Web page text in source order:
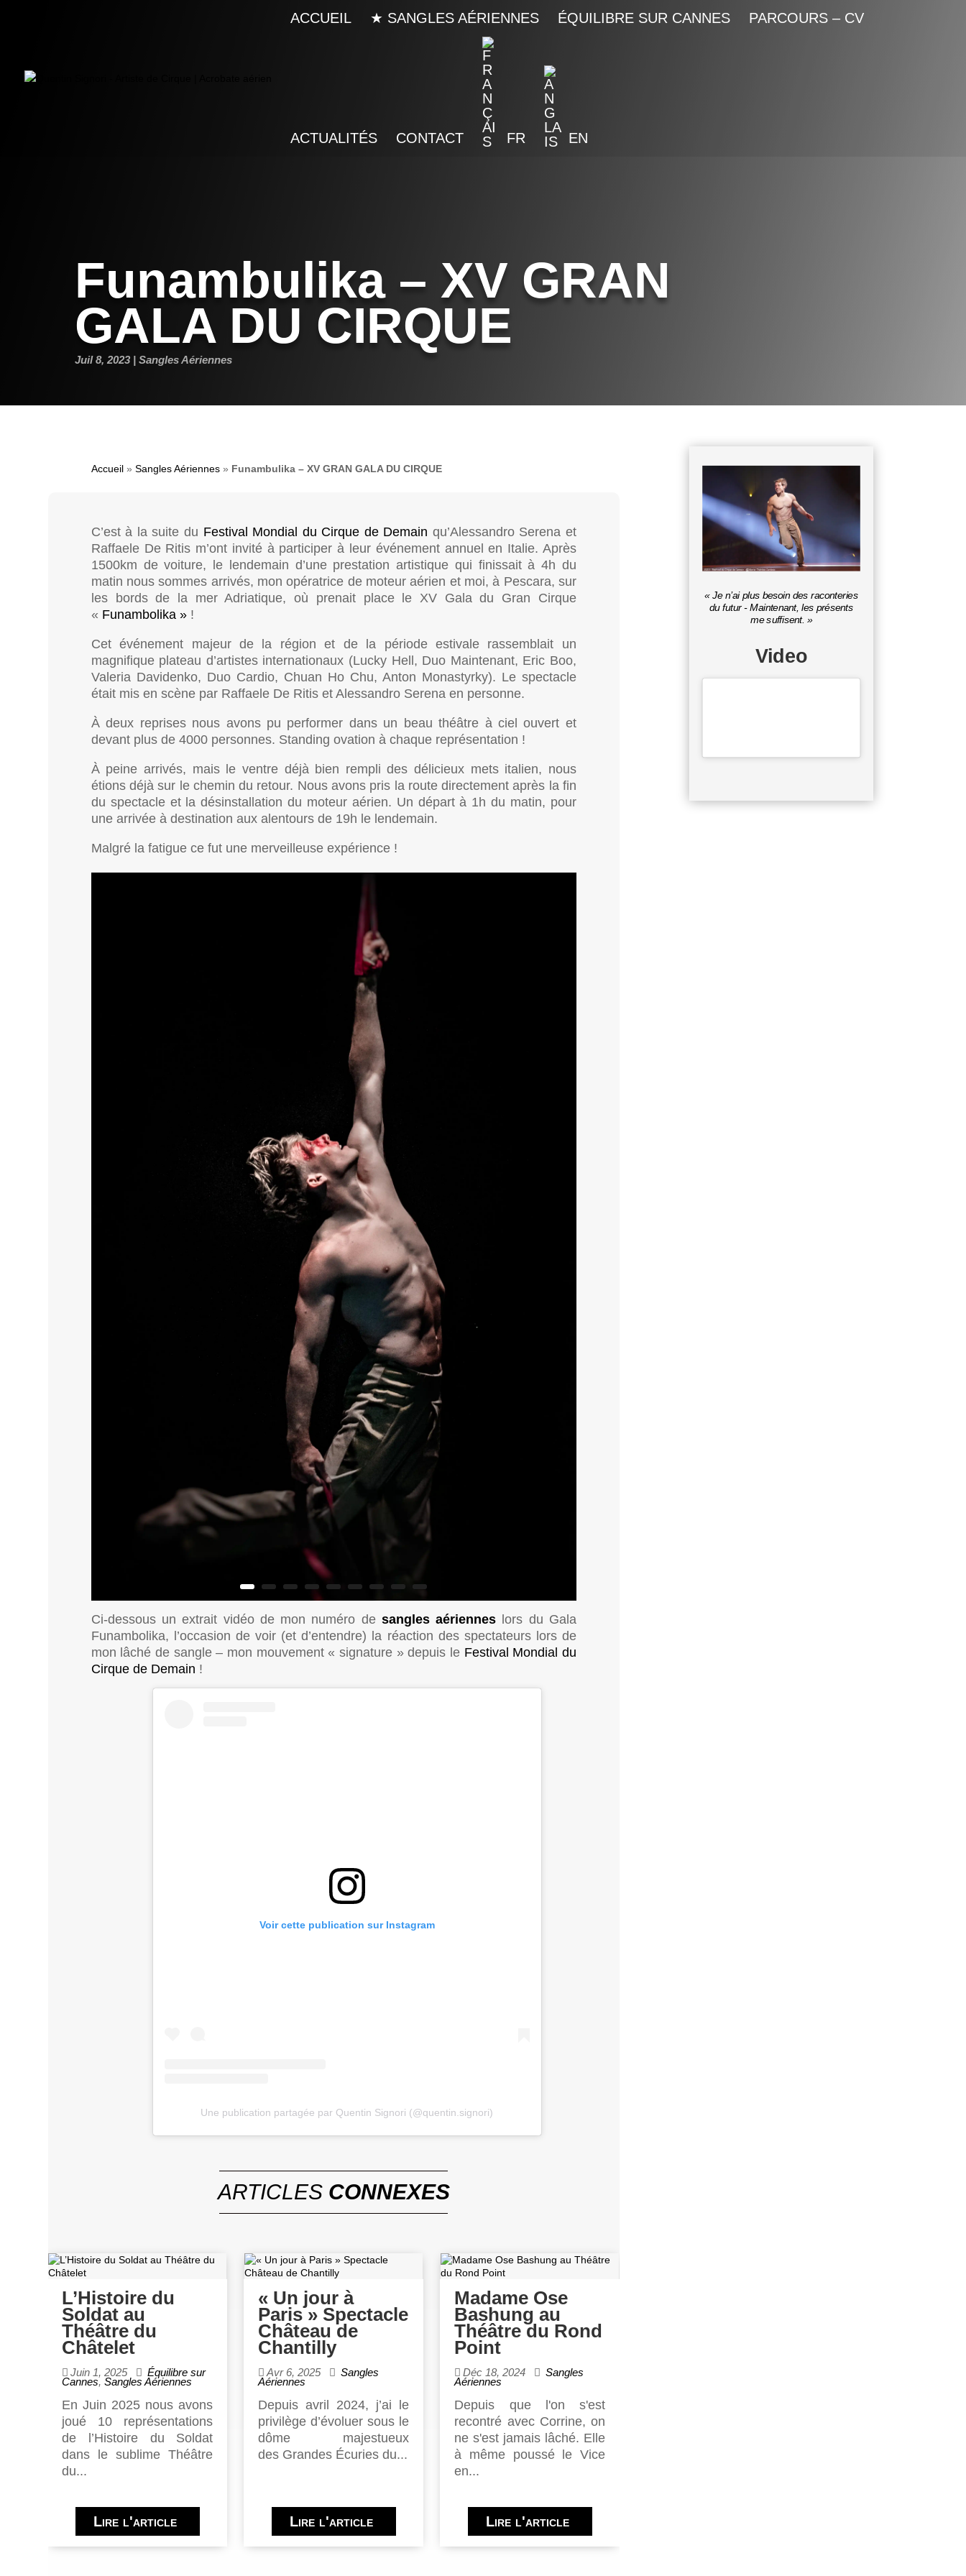
ACCUEIL ★ SANGLES AÉRIENNES ÉQUILIBRE SUR CANNES PARCOURS – CV
ACTUALITÉS CONTACT FR EN
Funambulika – XV GRAN
GALA DU CIRQUE
Juil 8, 2023 Sangles Aériennes
Accueil» Sangles Aériennes» Funambulika – XV GRAN GALA DU CIRQUE
C’est à la suite du Festival Mondial du Cirque de Demain qu’Alessandro Serena et
Raffaele De Ritis m’ont invité à participer à leur événement annuel en Italie. Après
1500km de voiture, le lendemain d’une prestation artistique qui finissait à 4h du
matin nous sommes arrivés, mon opératrice de moteur aérien et moi, à Pescara, sur
les bords de la mer Adriatique, où prenait place le XV Gala du Gran Cirque
« Funambolika » !
Cet événement majeur de la région et de la période estivale rassemblait un
magnifique plateau d’artistes internationaux (Lucky Hell, Duo Maintenant, Eric Boo,
Valeria Davidenko, Duo Cardio, Chuan Ho Chu, Anton Monastyrky). Le spectacle
était mis en scène par Raffaele De Ritis et Alessandro Serena en personne.
À deux reprises nous avons pu performer dans un beau théâtre à ciel ouvert et
devant plus de 4000 personnes. Standing ovation à chaque représentation !
À peine arrivés, mais le ventre déjà bien rempli des délicieux mets italien, nous
étions déjà sur le chemin du retour. Nous avons pris la route directement après la fin
du spectacle et la désinstallation du moteur aérien. Un départ à 1h du matin, pour
une arrivée à destination aux alentours de 19h le lendemain.
Malgré la fatigue ce fut une merveilleuse expérience !
Ci-dessous un extrait vidéo de mon numéro de sangles aériennes lors du Gala
Funambolika, l’occasion de voir (et d’entendre) la réaction des spectateurs lors de
mon lâché de sangle – mon mouvement « signature » depuis le Festival Mondial du
Cirque de Demain !
Voir cette publication sur Instagram
Une publication partagée par Quentin Signori (@quentin.signori)
ARTICLES CONNEXES
L’Histoire du
Soldat au
Théâtre du
Châtelet
Juin 1, 2025 Équilibre sur
Cannes,Sangles Aériennes
En Juin 2025 nous avons
joué 10 représentations
de l’Histoire du Soldat
dans le sublime Théâtre
du...
Lire l'article
« Un jour à
Paris » Spectacle
Château de
Chantilly
Avr 6, 2025 Sangles
Aériennes
Depuis avril 2024, j’ai le
privilège d’évoluer sous le
dôme majestueux
des Grandes Écuries du...
Lire l'article
Madame Ose
Bashung au
Théâtre du Rond
Point
Déc 18, 2024 Sangles
Aériennes
Depuis que l'on s'est
recontré avec Corrine, on
ne s'est jamais lâché. Elle
à même poussé le Vice
en...
Lire l'article
« Je n’ai plus besoin des raconteries
du futur - Maintenant, les présents
me suffisent. »
Video